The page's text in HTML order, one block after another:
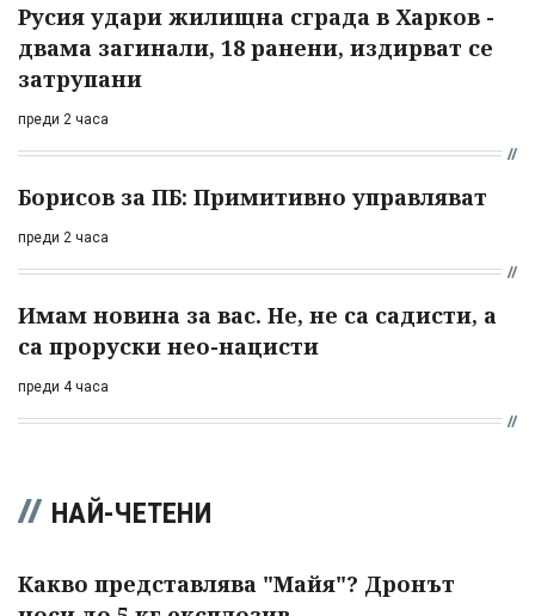
Русия удари жилищна сграда в Харков -
двама загинали, 18 ранени, издирват се
затрупани
преди 2 часа
Борисов за ПБ: Примитивно управляват
преди 2 часа
Имам новина за вас. Не, не са садисти, а
са проруски нео-нацисти
преди 4 часа
НАЙ-ЧЕТЕНИ
Какво представлява "Майя"? Дронът